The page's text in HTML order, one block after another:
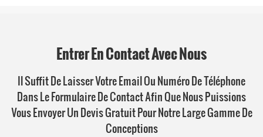
Entrer En Contact Avec Nous
Il Suffit De Laisser Votre Email Ou Numéro De Téléphone
Dans Le Formulaire De Contact Afin Que Nous Puissions
Vous Envoyer Un Devis Gratuit Pour Notre Large Gamme De
Conceptions